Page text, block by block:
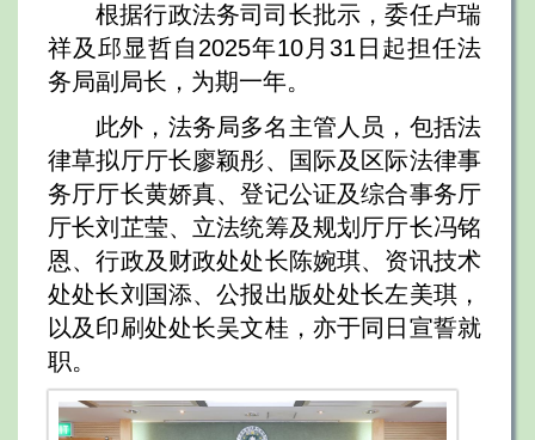
根据行政法务司司长批示，委任卢瑞
祥及邱显哲自2025年10月31日起担任法
务局副局长，为期一年。
此外，法务局多名主管人员，包括法
律草拟厅厅长廖颖彤、国际及区际法律事
务厅厅长黄娇真、登记公证及综合事务厅
厅长刘芷莹、立法统筹及规划厅厅长冯铭
恩、行政及财政处处长陈婉琪、资讯技术
处处长刘国添、公报出版处处长左美琪，
以及印刷处处长吴文桂，亦于同日宣誓就
职。